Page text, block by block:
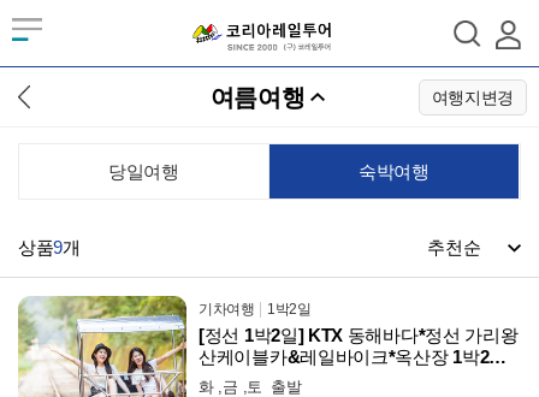
여름여행 여행지변경
당일여행 숙박여행
상품9개
기차여행 1박2일
[정선 1박2일] KTX 동해바다*정선 가리왕
산케이블카&레일바이크*옥산장 1박2일
2012~2022 우수여행상품선정
화 ,금 ,토 출발